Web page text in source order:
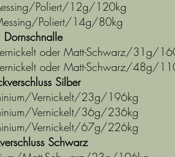
Poliert/12g/120kg
Poliert/14g/80kg
Dornschnalle
oder Matt-Schwarz/31g/
oder Matt-Schwarz/48g/
Silber
Vernickelt/23g/196kg
Vernickelt/36g/236kg
Vernickelt/67g/226kg
Schwarz